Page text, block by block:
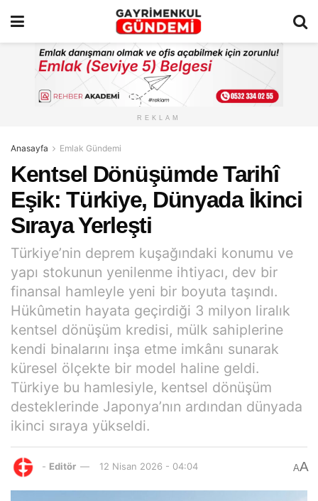
REKLAM
Anasayfa Emlak Gündemi
Kentsel Dönüşümde Tarihî
Eşik: Türkiye, Dünyada İkinci
Sıraya Yerleşti
Türkiye’nin deprem kuşağındaki konumu ve
yapı stokunun yenilenme ihtiyacı, dev bir
finansal hamleyle yeni bir boyuta taşındı.
Hükûmetin hayata geçirdiği 3 milyon liralık
kentsel dönüşüm kredisi, mülk sahiplerine
kendi binalarını inşa etme imkânı sunarak
küresel ölçekte bir model haline geldi.
Türkiye bu hamlesiyle, kentsel dönüşüm
desteklerinde Japonya’nın ardından dünyada
ikinci sıraya yükseldi.
- Editör 12 Nisan 2026 - 04:04 AA